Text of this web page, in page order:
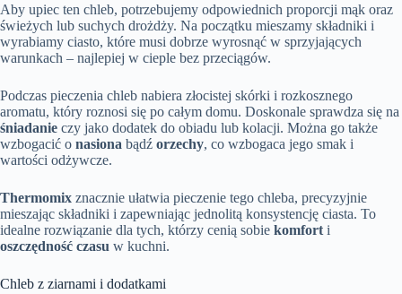
Aby upiec ten chleb, potrzebujemy odpowiednich proporcji mąk oraz
świeżych lub suchych drożdży. Na początku mieszamy składniki i
wyrabiamy ciasto, które musi dobrze wyrosnąć w sprzyjających
warunkach – najlepiej w cieple bez przeciągów.
Podczas pieczenia chleb nabiera złocistej skórki i rozkosznego
aromatu, który roznosi się po całym domu. Doskonale sprawdza się na
śniadanie czy jako dodatek do obiadu lub kolacji. Można go także
wzbogacić o nasiona bądź orzechy, co wzbogaca jego smak i
wartości odżywcze.
Thermomix znacznie ułatwia pieczenie tego chleba, precyzyjnie
mieszając składniki i zapewniając jednolitą konsystencję ciasta. To
idealne rozwiązanie dla tych, którzy cenią sobie komfort i
oszczędność czasu w kuchni.
Chleb z ziarnami i dodatkami